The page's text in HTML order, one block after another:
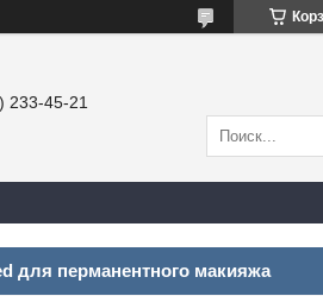
233-45-21
для перманентного макияжа